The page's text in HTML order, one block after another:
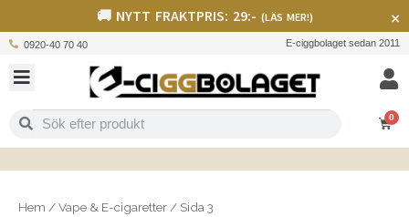
🚚 NYTT FRAKTPRIS: 29:- (LÄS MER!) ×
0920-40 70 40 E-ciggbolaget sedan 2011
0
Hem /Vape & E-cigaretter / Sida 3